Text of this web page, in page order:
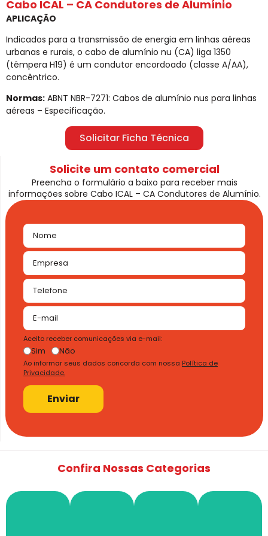
Cabo ICAL – CA Condutores de Alumínio
APLICAÇÃO
Indicados para a transmissão de energia em linhas aéreas
urbanas e rurais, o cabo de alumínio nu (CA) liga 1350
(têmpera H19) é um condutor encordoado (classe A/AA),
concêntrico.
Normas: ABNT NBR-7271: Cabos de alumínio nus para linhas
aéreas – Especificação.
Solicitar Ficha Técnica
Solicite um contato comercial
Preencha o formulário a baixo para receber mais
informações sobre Cabo ICAL – CA Condutores de Alumínio.
Aceito receber comunicações via e-mail:
Sim Não
Ao informar seus dados concorda com nossa Política de
Privacidade.
Enviar
Confira Nossas Categorias